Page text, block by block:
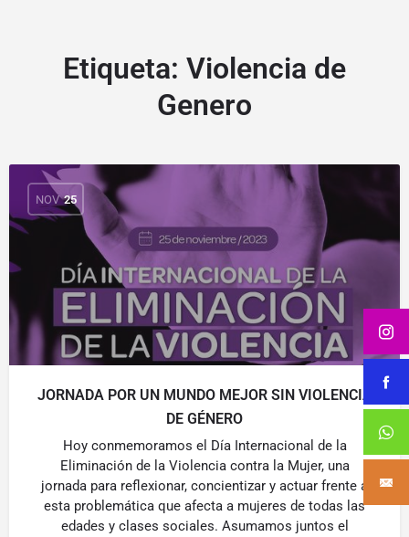
Etiqueta: Violencia de
Genero
NOV 25
JORNADA POR UN MUNDO MEJOR SIN VIOLENCIA
DE GÉNERO
Hoy conmemoramos el Día Internacional de la
Eliminación de la Violencia contra la Mujer, una
jornada para reflexionar, concientizar y actuar frente a
esta problemática que afecta a mujeres de todas las
edades y clases sociales. Asumamos juntos el